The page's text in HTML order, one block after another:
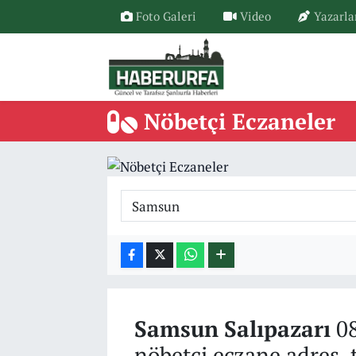
Foto Galeri Video
Nöbetçi Eczaneler
Samsun Salıpazarı